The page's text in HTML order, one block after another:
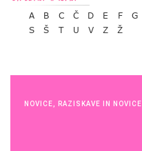
A B C Č D E F G
S
Š T U V Z Ž
NOVICE RAZISKAVE IN NOVICE